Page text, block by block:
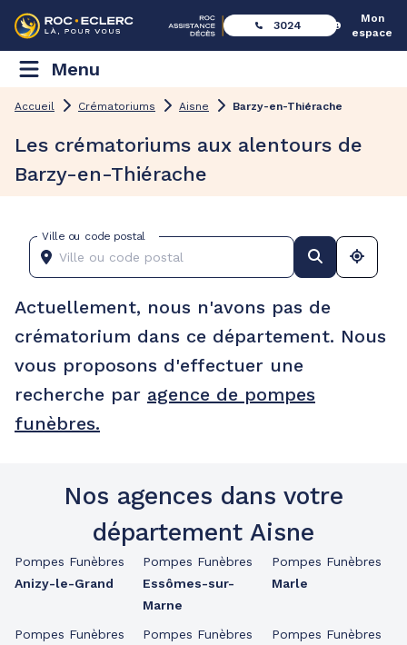
3024
Mon
espace
Menu
Accueil Crématoriums Aisne Barzy-en-Thiérache
Les crématoriums aux alentours de
Barzy-en-Thiérache
Ville ou code postal
Actuellement, nous n'avons pas de
crématorium dans ce département. Nous
vous proposons d'effectuer une
recherche par agence de pompes
funèbres.
Nos agences dans votre
département Aisne
Pompes Funèbres
Anizy-le-Grand
Pompes Funèbres
Pompes Funèbres
Essômes-sur-
Marne
Pompes Funèbres
Pompes Funèbres
Marle
Pompes Funèbres